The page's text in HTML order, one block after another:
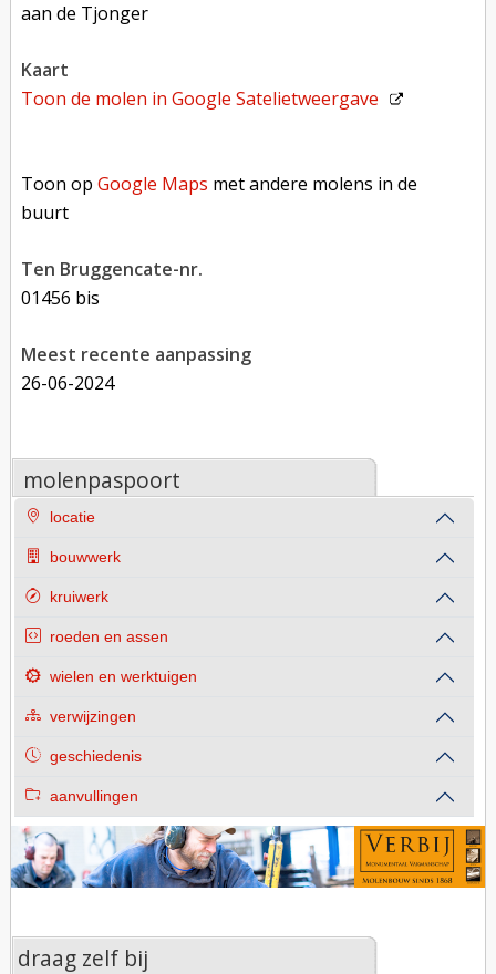
aan de Tjonger
kaart
Toon de molen inGoogle Satelietweergave
Toon opGoogle Maps met andere molens in de
buurt
Ten Bruggencate-nr.
01456 bis
Meest recente aanpassing
26-06-2024
molenpaspoort
locatie
bouwwerk
kruiwerk
roeden en assen
wielen en werktuigen
verwijzingen
geschiedenis
aanvullingen
draag zelf bij